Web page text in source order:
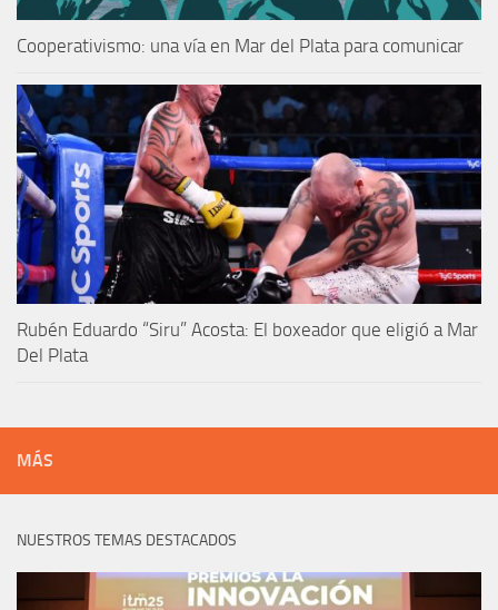
Cooperativismo: una vía en Mar del Plata para comunicar
Rubén Eduardo “Siru” Acosta: El boxeador que eligió a Mar
Del Plata
MÁS
NUESTROS TEMAS DESTACADOS